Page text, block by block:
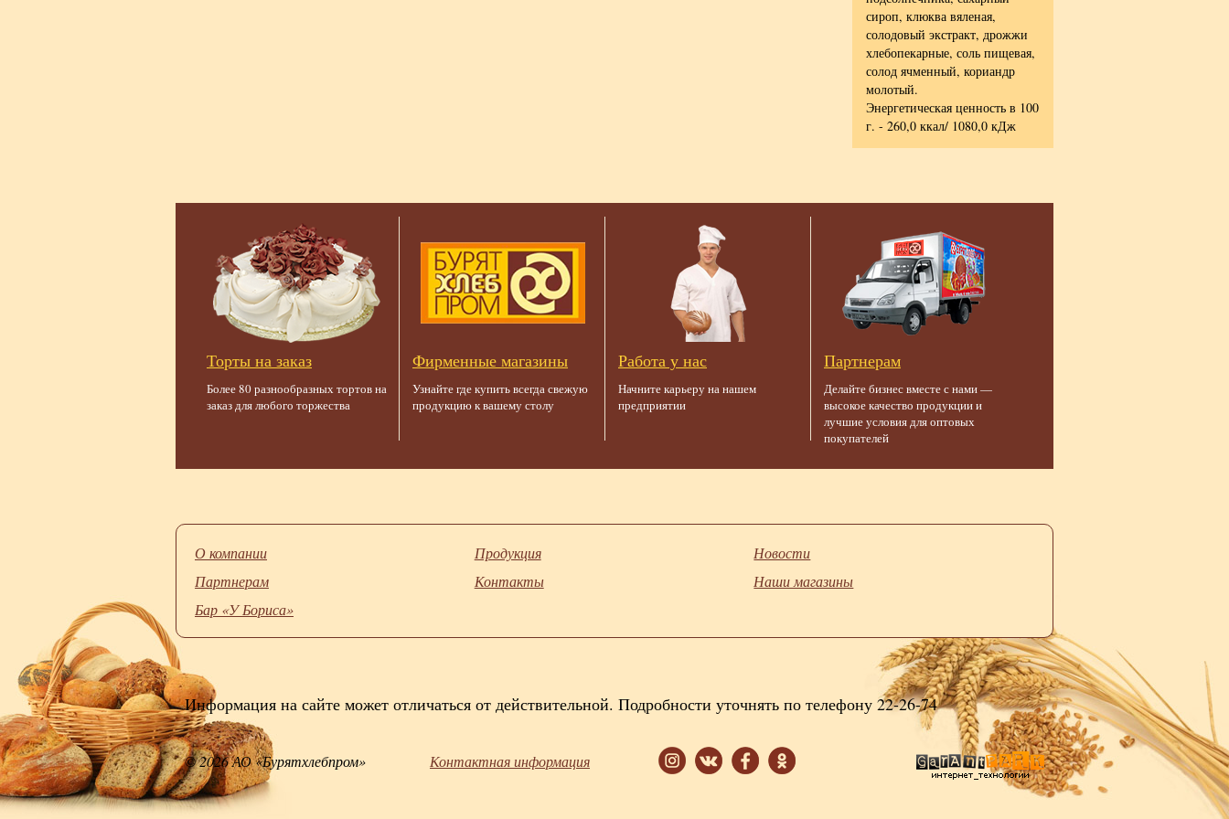
сироп, клюква вяленая,
солодовый экстракт, дрожжи
хлебопекарные, соль пищевая,
солод ячменный, кориандр
молотый.
Энергетическая ценность в 100
г. - 260,0 ккал/ 1080,0 кДж
Торты на заказ
Более 80 разнообразных тортов на
заказ для любого торжества
Фирменные магазины
Узнайте где купить всегда свежую
продукцию к вашему столу
Работа у нас
Начните карьеру на нашем
предприятии
Партнерам
Делайте бизнес вместе с нами —
высокое качество продукции и
лучшие условия для оптовых
покупателей
О компании Продукция
Новости
Партнерам
Контакты
Наши магазины
Бар «У Бориса»
Информация на сайте может отличаться от действительной. Подробности уточнять по телефону 22-26-74
© 2026 АО «Бурятхлебпром» Контактная информация